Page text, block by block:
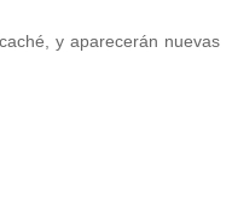
y aparecerán nuevas